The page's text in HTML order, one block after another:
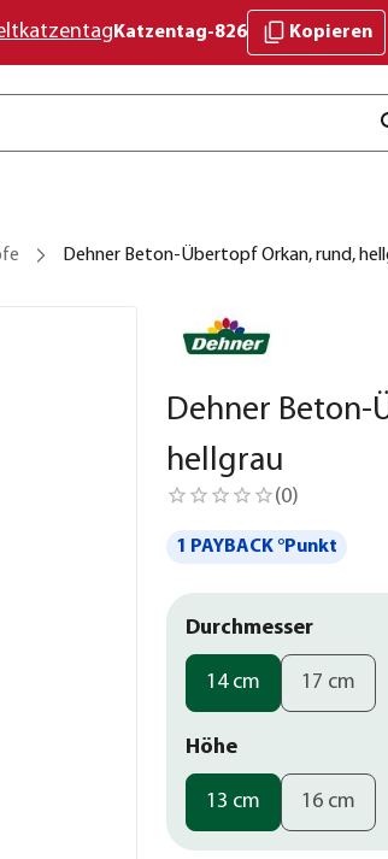
Katzentag-826 Kopieren
Dehner Beton-Übertopf Orkan, rund,
Dehner Beton-
hellgrau
(0)
1 PAYBACK °Punkt
Durchmesser
14 cm 17 cm
Höhe
13 cm 16 cm